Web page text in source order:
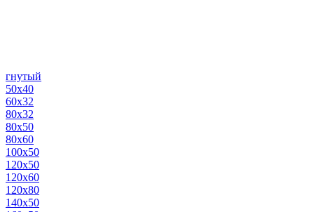
гнутый
50х40
60х32
80х32
80х50
80х60
100х50
120х50
120х60
120х80
140х50